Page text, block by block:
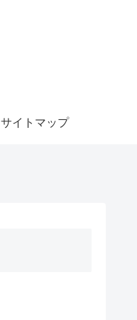
サイトマップ